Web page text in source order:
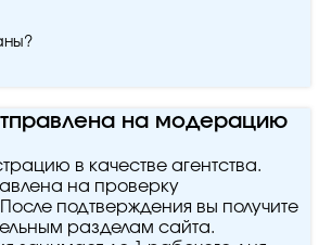
на модерацию
в качестве агентства.
на проверку
подтверждения вы получите
разделам сайта.